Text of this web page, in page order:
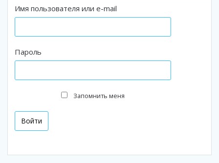
Имя пользователя или e-mail
Пароль
Запомнить меня